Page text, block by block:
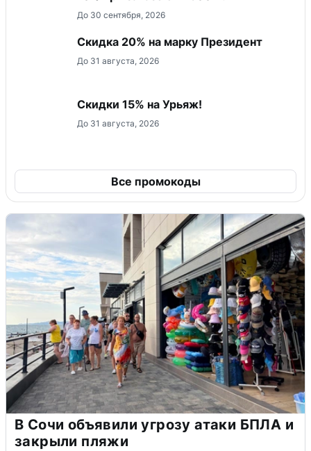
До 30 сентября, 2026
Скидка 20% на марку Президент
До 31 августа, 2026
Скидки 15% на Урьяж!
До 31 августа, 2026
Все промокоды
В Сочи объявили угрозу атаки БПЛА и
закрыли пляжи